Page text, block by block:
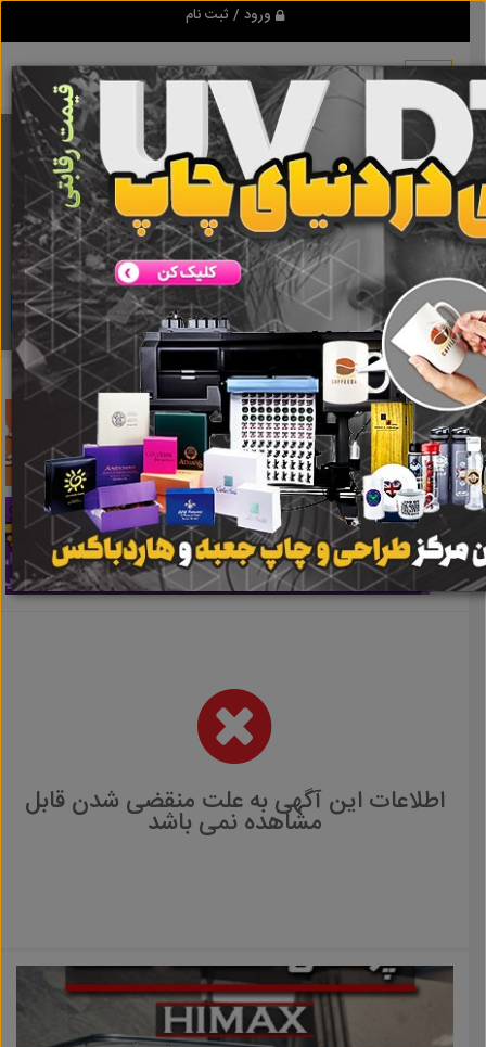
ورود / ثبت نام
برنامه اندروید تبلیغ شو
مرجع نیازمندیها و تبلیغات اینترنتی
دانلود
اطلاعات این آگهی به علت منقضی شدن قابل
مشاهده نمی باشد